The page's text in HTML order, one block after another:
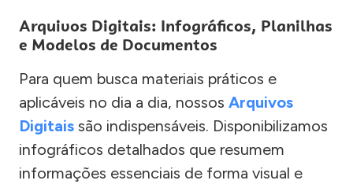
Arquivos Digitais: Infográficos, Planilhas
e Modelos de Documentos
Para quem busca materiais práticos e
aplicáveis no dia a dia, nossos Arquivos
Digitais são indispensáveis. Disponibilizamos
infográficos detalhados que resumem
informações essenciais de forma visual e